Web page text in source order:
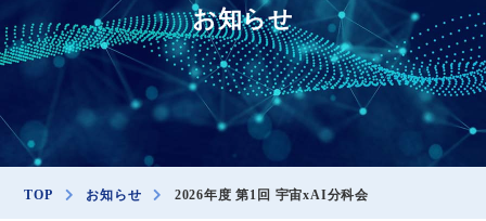
お知らせ
TOP お知らせ 2026年度 第1回 宇宙xAI分科会